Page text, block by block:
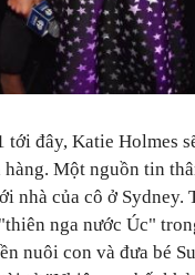
tới đây, Katie Holmes
Một nguồn tin
nhà của cô ở Sydney.
nga nước Úc"
nuôi con và đưa bé